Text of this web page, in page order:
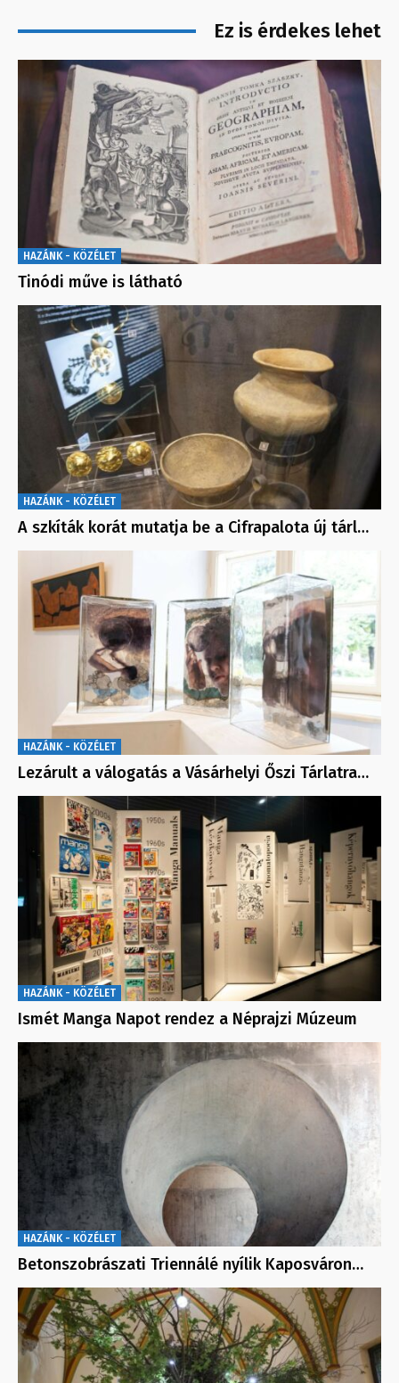
Ez is érdekes lehet
HAZÁNK - KÖZÉLET
Tinódi műve is látható
HAZÁNK - KÖZÉLET
A szkíták korát mutatja be a Cifrapalota új tárl…
HAZÁNK - KÖZÉLET
Lezárult a válogatás a Vásárhelyi Őszi Tárlatra…
HAZÁNK - KÖZÉLET
Ismét Manga Napot rendez a Néprajzi Múzeum
HAZÁNK - KÖZÉLET
Betonszobrászati Triennálé nyílik Kaposváron…